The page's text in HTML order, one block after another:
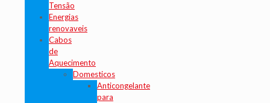
Tensão
Energias
renovaveis
Cabos
de
Aquecimento
Domesticos
Anticongelante
para